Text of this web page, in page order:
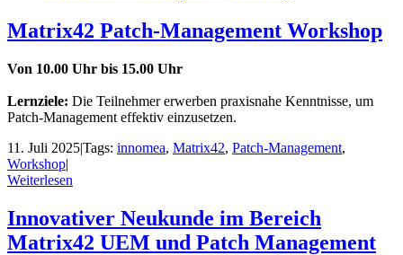
Matrix42 Patch-Management Workshop
Von 10.00 Uhr bis 15.00 Uhr
Lernziele: Die Teilnehmer erwerben praxisnahe Kenntnisse, um
Patch-Management effektiv einzusetzen.
11. Juli 2025|Tags: innomea, Matrix42, Patch-Management,
Workshop|
Weiterlesen
Innovativer Neukunde im Bereich
Matrix42 UEM und Patch Management